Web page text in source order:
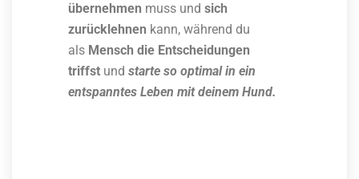
übernehmen muss und sich
zurücklehnen kann, während du
als Mensch die Entscheidungen
triffst und starte so optimal in ein
entspanntes Leben mit deinem Hund.